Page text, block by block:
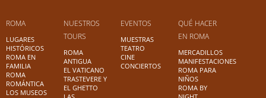
ROMA
LUGARES
HISTÓRICOS
ROMA EN
FAMILIA
ROMA
ROMÁNTICA
LOS MUSEOS
NUESTROS
TOURS
ROMA
ANTIGUA
EL VATICANO
TRASTEVERE Y
EL GHETTO
EVENTOS
MUESTRAS
TEATRO
CINE
CONCIERTOS
QUÉ HACER
EN ROMA
MERCADILLOS
MANIFESTACIONES
ROMA PARA
NIÑOS
ROMA BY